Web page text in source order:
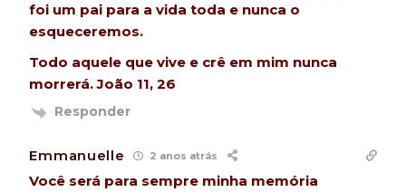
foi um pai para a vida toda e nunca o
esqueceremos.
Todo aquele que vive e crê em mim nunca
morrerá. João 11, 26
Responder
Emmanuelle 2 anos atrás
Você será para sempre minha memória